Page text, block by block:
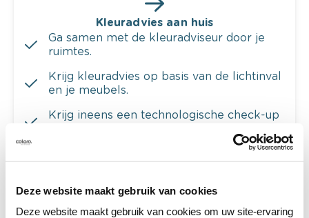
Deze website maakt gebruik van cookies
Deze website maakt gebruik van cookies om uw site-ervaring
Kleuradvies aan huis
Ga samen met de kleuradviseur door je
ruimtes.
Krijg kleuradvies op basis van de lichtinval
en je meubels.
Krijg ineens een technologische check-up
Bekijk je kleur in de winkel